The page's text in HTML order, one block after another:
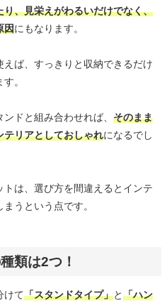
り、見栄えがわるいだけでなく、
因にもなります。
ば、すっきりと収納できるだけ
。
ドと組み合わせれば、 そのまま
テリアとしておしゃれになるでし
は、選び方を間違えるとインテ
うという点です。
類は2つ！
けて「スタンドタイプ」と「ハン